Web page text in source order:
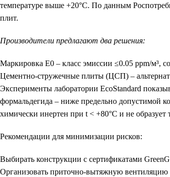
температуре выше +20°C. По данным
плит.
Производители предлагают два решения:
Маркировка Е0 – класс эмиссии ≤0.05 ppm/м³,
Цементно-стружечные плиты (ЦСП) –
Эксперименты лаборатории EcoStandard
формальдегида – ниже предельно допустимой
химически инертен при t < +80°C и не
Рекомендации для минимизации рисков:
Выбирать конструкции с сертификатами
Организовать приточно-вытяжную вентиляцию